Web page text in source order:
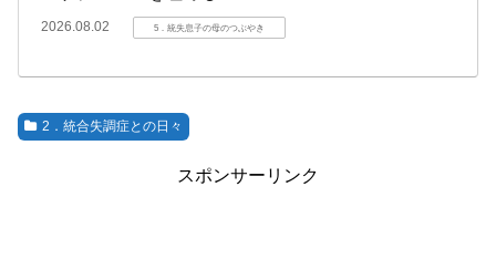
2026.08.02 5．統失息子の母のつぶやき
2．統合失調症との日々
スポンサーリンク